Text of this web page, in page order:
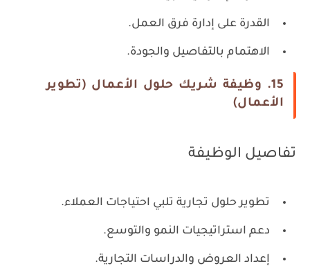
القدرة على إدارة فرق العمل.
الاهتمام بالتفاصيل والجودة.
15. وظيفة شريك حلول الأعمال (تطوير
الأعمال)
تفاصيل الوظيفة
تطوير حلول تجارية تلبي احتياجات العملاء.
دعم استراتيجيات النمو والتوسع.
إعداد العروض والدراسات التجارية.